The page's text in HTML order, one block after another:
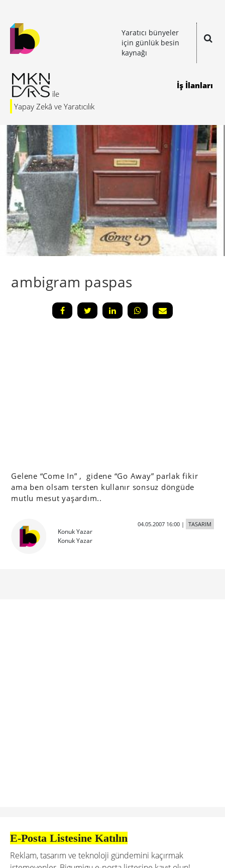
Yaratıcı bünyeler
için günlük besin
kaynağı
Yapay Zekâ ve Yaratıcılık
İş İlanları
ambigram paspas
Gelene “Come In” , gidene “Go Away” parlak fikir
ama ben olsam tersten kullanır sonsuz döngüde
mutlu mesut yaşardım..
Konuk Yazar
Konuk Yazar
04.05.2007 16:00| TASARIM
E-Posta Listesine Katılın
Reklam, tasarım ve teknoloji gündemini kaçırmak